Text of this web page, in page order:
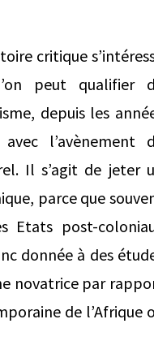
critique
peut qualifier
depuis les
avec l’avènement
Il s’agit de jeter
parce que
Etats post-
donnée à des
novatrice par
de l’Afrique